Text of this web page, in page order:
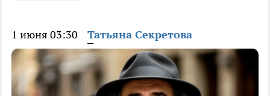
1 июня 03:30 Татьяна Секретова